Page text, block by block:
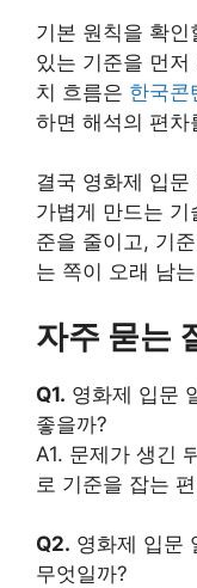
기본 원칙을 확인
있는 기준을 먼
치 흐름은 한국콘
하면 해석의 편차
결국 영화제 입
가볍게 만드는 기
준을 줄이고, 기
는 쪽이 오래 남
자주 묻는
Q1. 영화제 입문
좋을까?
A1. 문제가 생긴
로 기준을 잡는
Q2. 영화제 입문
무엇일까?